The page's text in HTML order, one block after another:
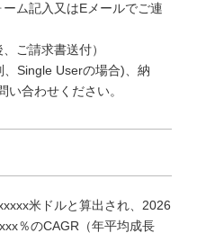
ム記入又はEメールでご連
ご請求書送付）
Single Userの場合)、納
合わせください。
米ドルと算出され、2026
％のCAGR（年平均成長